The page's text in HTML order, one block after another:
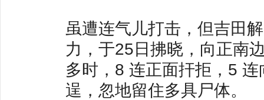
虽遭连气儿打击，但吉田
力，于25日拂晓，向正南
多时，8 连正面扞拒，5
逞，忽地留住多具尸体。